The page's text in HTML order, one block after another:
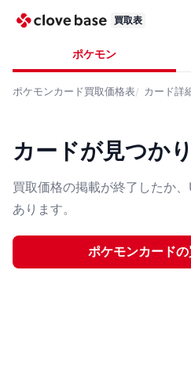
買取表
ポケモン
ポケモンカード買取価格表 カード詳
カードが見つか
買取価格の掲載が終了したか
あります。
ポケモンカード